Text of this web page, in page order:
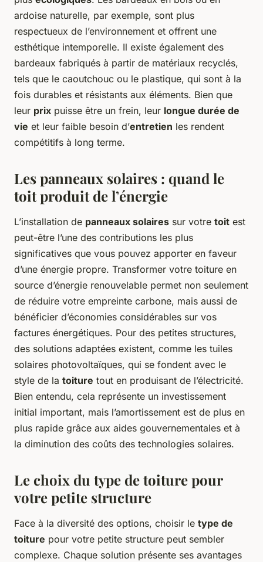
ardoise naturelle, par exemple, sont plus
respectueux de l’environnement et offrent une
esthétique intemporelle. Il existe également des
bardeaux fabriqués à partir de matériaux recyclés,
tels que le caoutchouc ou le plastique, qui sont à la
fois durables et résistants aux éléments. Bien que
leur prix puisse être un frein, leur longue durée de
vie et leur faible besoin d’entretien les rendent
compétitifs à long terme.
Les panneaux solaires : quand le
toit produit de l’énergie
L’installation de panneaux solaires sur votre toit est
peut-être l’une des contributions les plus
significatives que vous pouvez apporter en faveur
d’une énergie propre. Transformer votre toiture en
source d’énergie renouvelable permet non seulement
de réduire votre empreinte carbone, mais aussi de
bénéficier d’économies considérables sur vos
factures énergétiques. Pour des petites structures,
des solutions adaptées existent, comme les tuiles
solaires photovoltaïques, qui se fondent avec le
style de la toiture tout en produisant de l’électricité.
Bien entendu, cela représente un investissement
initial important, mais l’amortissement est de plus en
plus rapide grâce aux aides gouvernementales et à
la diminution des coûts des technologies solaires.
Le choix du type de toiture pour
votre petite structure
Face à la diversité des options, choisir le type de
toiture pour votre petite structure peut sembler
complexe. Chaque solution présente ses avantages